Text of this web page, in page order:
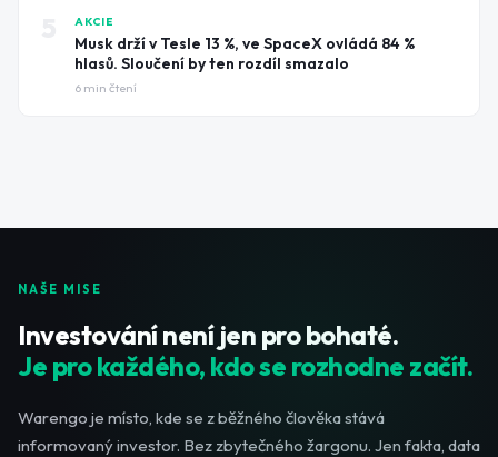
AKCIE
Musk drží v Tesle 13 %, ve SpaceX ovládá 84 %
hlasů. Sloučení by ten rozdíl smazalo
6 min čtení
NAŠE MISE
Investování není jen pro bohaté.
Je pro každého, kdo se rozhodne začít.
Warengo je místo, kde se z běžného člověka stává
informovaný investor. Bez zbytečného žargonu. Jen fakta, data